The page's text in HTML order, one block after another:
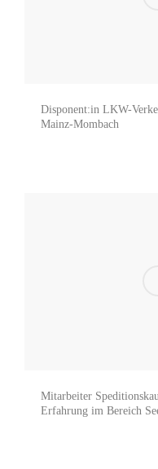
Disponent:in LKW-
Mainz-Mombach
Mitarbeiter
Erfahrung im Bereich